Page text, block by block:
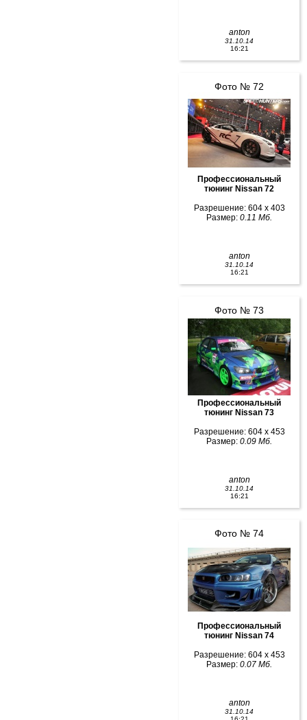
anton
31.10.14
16:21
Фото № 72
Профессиональный
тюнинг Nissan 72
Разрешение: 604 x 403
Размер: 0.11 Мб.
anton
31.10.14
16:21
Фото № 73
Профессиональный
тюнинг Nissan 73
Разрешение: 604 x 453
Размер: 0.09 Мб.
anton
31.10.14
16:21
Фото № 74
Профессиональный
тюнинг Nissan 74
Разрешение: 604 x 453
Размер: 0.07 Мб.
anton
31.10.14